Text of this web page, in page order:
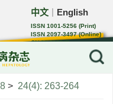
中文 English
ISSN 1001-5256 (Print)
ISSN 2097-3497 (Online)
CN 22-1108/R
> 24(4): 263-264